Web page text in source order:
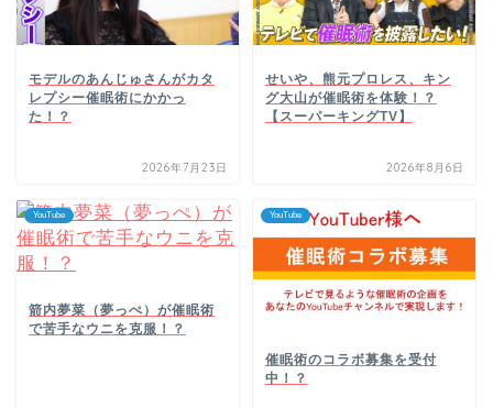
モデルのあんじゅさんがカタ
レプシー催眠術にかかっ
た！？
2026年7月23日
せいや、熊元プロレス、キン
グ大山が催眠術を体験！？
【スーパーキングTV】
2026年8月6日
YouTube
箭内夢菜（夢っぺ）が催眠術
で苦手なウニを克服！？
YouTube
催眠術のコラボ募集を受付
中！？